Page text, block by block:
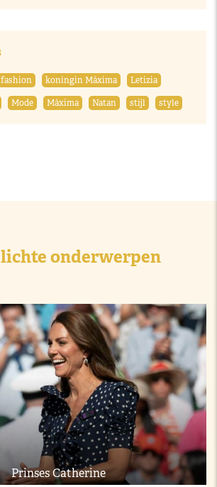
fashion koningin Máxima
Letizia
Mode Máxima Natan stijl style
onderwerpen
Prinses Catherine